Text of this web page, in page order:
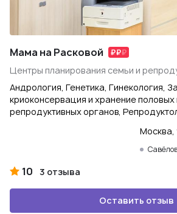
Мама на Расковой
Центры планирования семьи и
Андрология, Генетика, Гинекология,
криоконсервация и хранение половых
репродуктивных органов,
Москва,
10 3 отзыва
Оставить отзыв